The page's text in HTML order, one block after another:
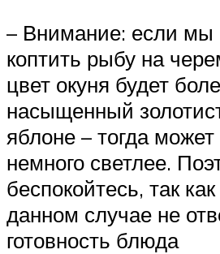
– Внимание: если мы
коптить рыбу на
цвет окуня будет
насыщенный
яблоне – тогда
немного светлее.
беспокойтесь, так
данном случае не
готовность блюда